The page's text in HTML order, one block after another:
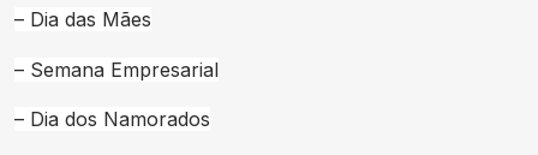
– Dia das Mães
– Semana Empresarial
– Dia dos Namorados